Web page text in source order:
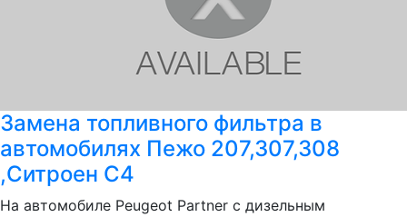
Замена топливного фильтра в
автомобилях Пежо 207,307,308
,Ситроен C4
На автомобиле Peugeot Partner с дизельным